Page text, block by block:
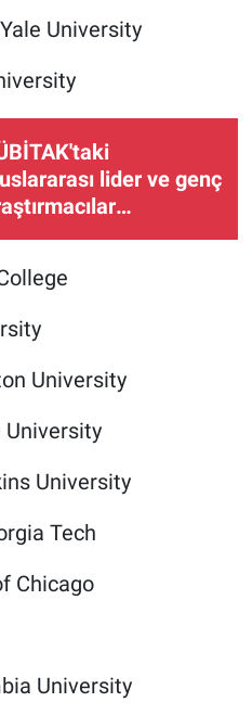
University
lider ve genç
destek alan
University
University
University
Tech
Chicago
University